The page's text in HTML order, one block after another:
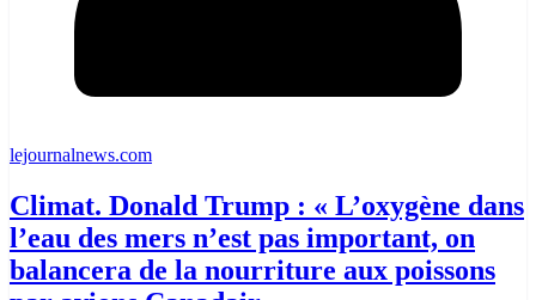
lejournalnews.com
Climat. Donald Trump : « L’oxygène dans
l’eau des mers n’est pas important, on
balancera de la nourriture aux poissons